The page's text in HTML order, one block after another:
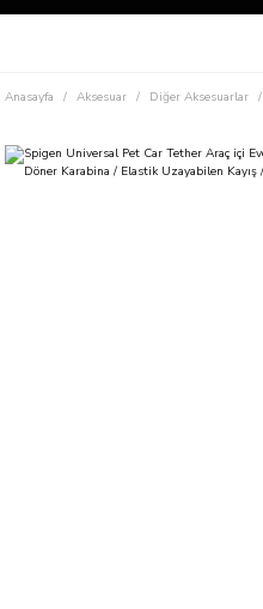
Süper
Anasayfa Aksesuar Diğer Aksesuarlar